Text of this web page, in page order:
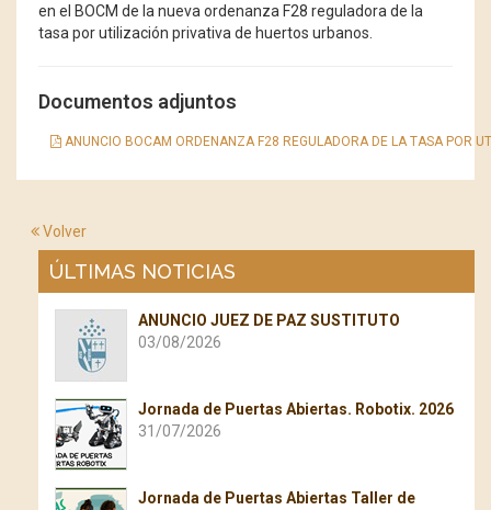
en el BOCM de la nueva ordenanza F28 reguladora de la
tasa por utilización privativa de huertos urbanos.
Documentos adjuntos
ANUNCIO BOCAM ORDENANZA F28 REGULADORA DE LA TASA POR
Volver
ÚLTIMAS NOTICIAS
ANUNCIO JUEZ DE PAZ SUSTITUTO
03/08/2026
Jornada de Puertas Abiertas. Robotix. 2026
31/07/2026
Jornada de Puertas Abiertas Taller de